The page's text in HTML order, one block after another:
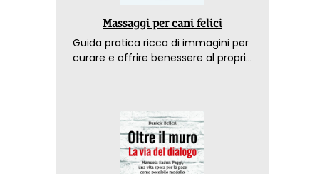
Massaggi per cani felici
Guida pratica ricca di immagini per
curare e offrire benessere al proprio